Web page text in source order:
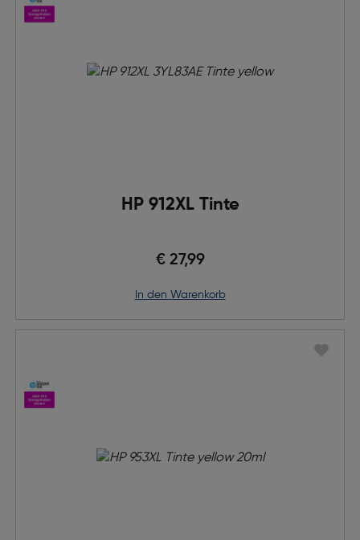
HP 912XL Tinte
€ 27,99
in den Warenkorb